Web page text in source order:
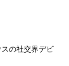
の社交界デビ